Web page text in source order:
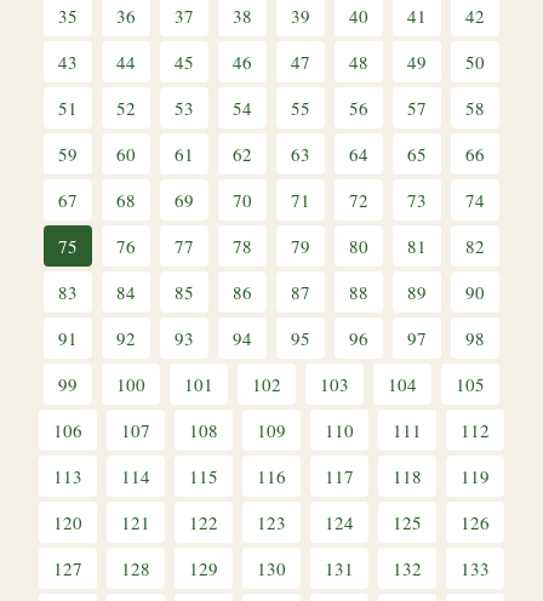
35
36 37 38 39 40 41
42
43
44 45 46 47 48 49
50
51
52 53 54 55 56 57
58
59
60 61 62 63 64 65
66
67
68 69 70 71 72 73
74
75
76 77 78 79 80 81
82
83
84 85 86 87 88 89
90
91
92 93 94 95 96 97
98
99
100 101 102 103 104
105
106
107 108 109 110 111
112
113
114 115 116 117 118
119
120
121 122 123 124 125
126
127
128 129 130 131 132
133